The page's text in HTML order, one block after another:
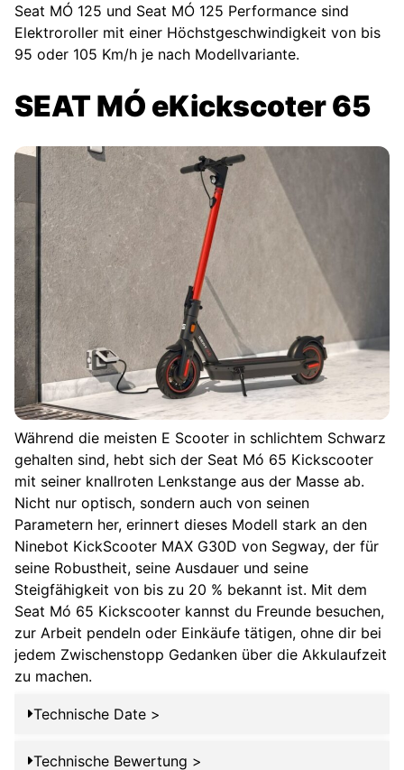
Seat MÓ 125 und Seat MÓ 125 Performance sind
Elektroroller mit einer Höchstgeschwindigkeit von bis
95 oder 105 Km/h je nach Modellvariante.
SEAT MÓ eKickscoter 65
Während die meisten E Scooter in schlichtem Schwarz
gehalten sind, hebt sich der Seat Mó 65 Kickscooter
mit seiner knallroten Lenkstange aus der Masse ab.
Nicht nur optisch, sondern auch von seinen
Parametern her, erinnert dieses Modell stark an den
Ninebot KickScooter MAX G30D von Segway, der für
seine Robustheit, seine Ausdauer und seine
Steigfähigkeit von bis zu 20 % bekannt ist. Mit dem
Seat Mó 65 Kickscooter kannst du Freunde besuchen,
zur Arbeit pendeln oder Einkäufe tätigen, ohne dir bei
jedem Zwischenstopp Gedanken über die Akkulaufzeit
zu machen.
Technische Date >
Technische Bewertung >